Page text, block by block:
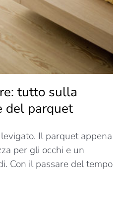
tutto sulla
del parquet
Il parquet appena
per gli occhi e un
Con il passare del tempo